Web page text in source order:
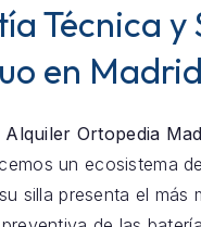
Técnica y
en Madrid
Alquiler Ortopedia
un ecosistema
silla presenta el más